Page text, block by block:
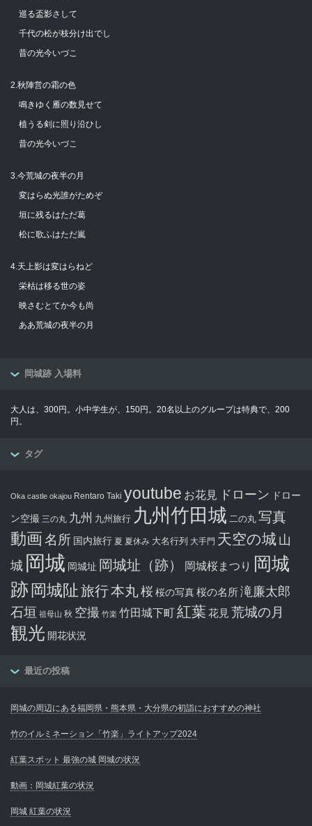
巡る盃影さして
千代の松が枝分け出でし
昔の光今いづこ
2.秋陣営の霜の色
鳴きゆく雁の数見せて
植うる剣に照り沿ひし
昔の光今いづこ
3.今荒城の夜半の月
変はらぬ光誰がためぞ
垣に残るはただ葛
松に歌ふはただ嵐
4.天上影は変はらねど
栄枯は移る世の姿
映さむとてか今も尚
ああ荒城の夜半の月
岡城跡 入場料
大人は、300円。小中学生が、150円。20名以上のグループは特典で、200
円。
タグ
Oka castle okajou Rentaro Taki youtube お花見 ドローン ドロー
ン空撮 三の丸 九州 九州旅行 九州竹田城 二の丸 写真
動画名所 国内旅行 夏 夏休み 大名行列 大手門 天空の城 山
城 岡城 岡城址 岡城址（跡） 岡城桜まつり 岡城
跡 岡城阯旅行本丸桜桜の写真桜の名所滝廉太郎
石垣 祖母山 秋 空撮 竹楽 竹田城下町紅葉 花見 荒城の月
観光 開花状況
最近の投稿
岡城の周辺にある福岡県・熊本県・大分県の初詣におすすめの神社
竹のイルミネーション「竹楽」ライトアップ2024
紅葉スポット 最強の城 岡城の状況
動画：岡城紅葉の状況
岡城 紅葉の状況